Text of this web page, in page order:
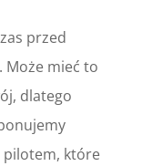
przed
mieć to
dlatego
pilotem, które